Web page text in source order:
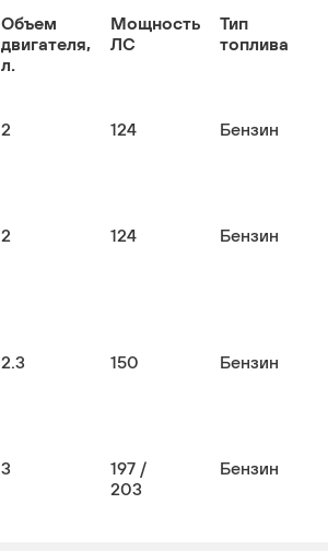
Объем
двигателя,
л.
Мощность
ЛС
Тип
топлива
2 124 Бензин
2 124 Бензин
2.3 150 Бензин
3
197 /
203
Бензин